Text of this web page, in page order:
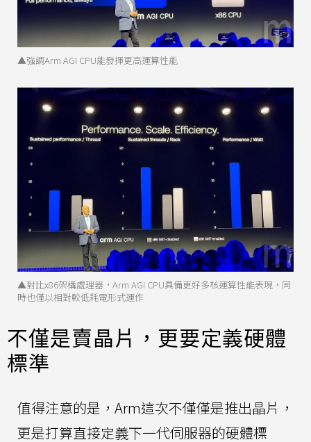
▲強調Arm AGI CPU能發揮更高運算性能
▲對比x86架構處理器，Arm AGI CPU具備更好多核運算性能表現，同
時也僅以相對較低耗電形式運作
不僅是賣晶片，更要定義硬體
標準
值得注意的是，Arm這次不僅僅是推出晶片，
更是打算直接定義下一代伺服器的硬體標